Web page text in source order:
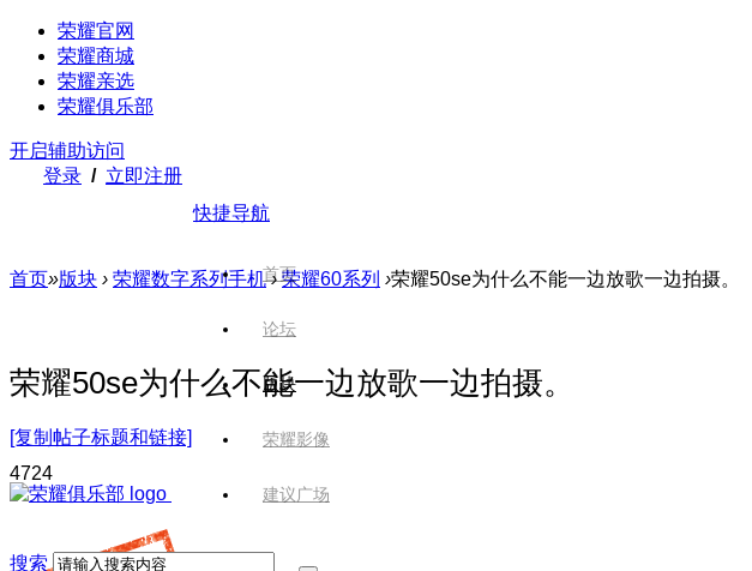
荣耀官网
荣耀商城
荣耀亲选
荣耀俱乐部
开启辅助访问
登录 / 立即注册
快捷导航
首页
论坛
版块
荣耀影像
建议广场
搜索
首页»版块 › 荣耀数字系列手机 › 荣耀60系列 ›荣耀50se为什么不能一边放歌一边拍摄。
荣耀50se为什么不能一边放歌一边拍摄。
[复制帖子标题和链接]
4724